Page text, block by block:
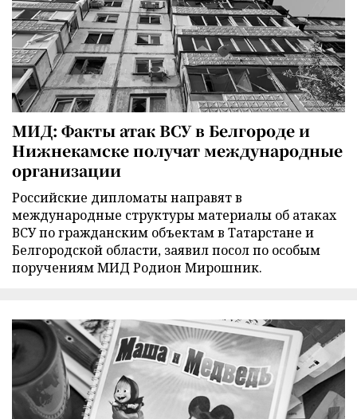
МИД: Факты атак ВСУ в Белгороде и
Нижнекамске получат международные
организации
Российские дипломаты направят в
международные структуры материалы об атаках
ВСУ по гражданским объектам в Татарстане и
Белгородской области, заявил посол по особым
поручениям МИД Родион Мирошник.